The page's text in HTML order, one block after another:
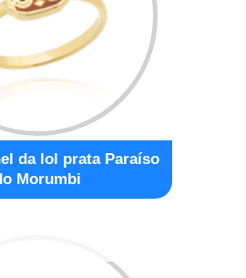
da lol prata Paraíso
Morumbi